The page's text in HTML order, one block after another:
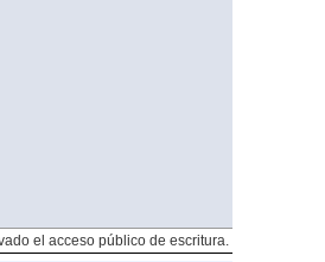
el acceso público de escritura.